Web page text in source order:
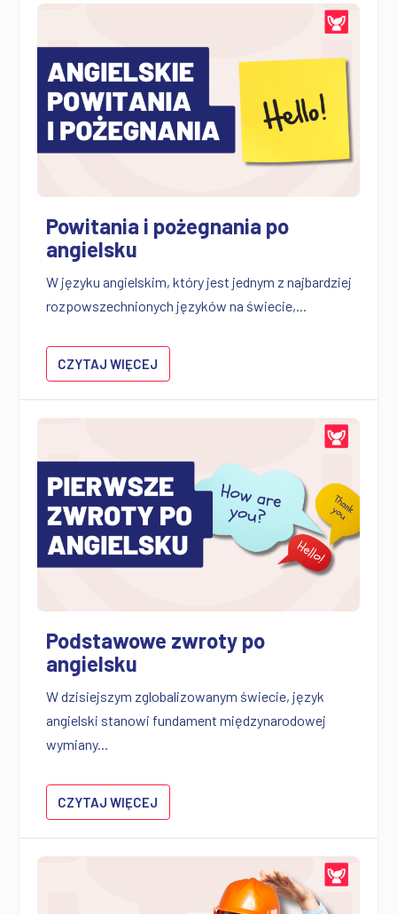
Powitania i pożegnania po
angielsku
W języku angielskim, który jest jednym z najbardziej
rozpowszechnionych języków na świecie,...
CZYTAJ WIĘCEJ
Podstawowe zwroty po
angielsku
W dzisiejszym zglobalizowanym świecie, język
angielski stanowi fundament międzynarodowej
wymiany...
CZYTAJ WIĘCEJ